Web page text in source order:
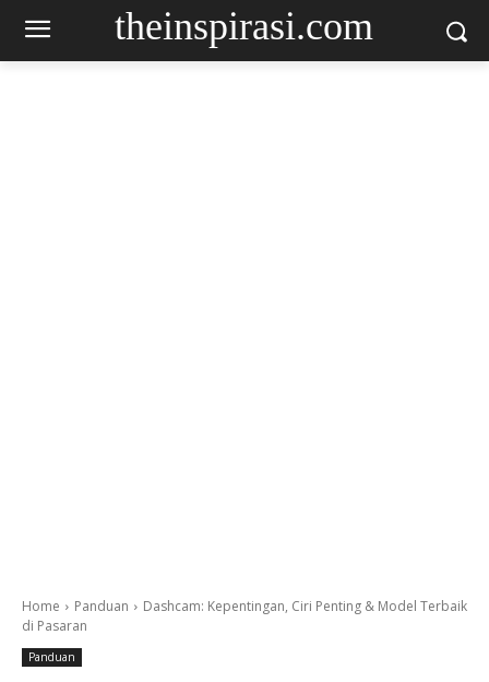
theinspirasi.com
Home Panduan
Dashcam: Kepentingan, Ciri Penting & Model Terbaik
di Pasaran
Panduan